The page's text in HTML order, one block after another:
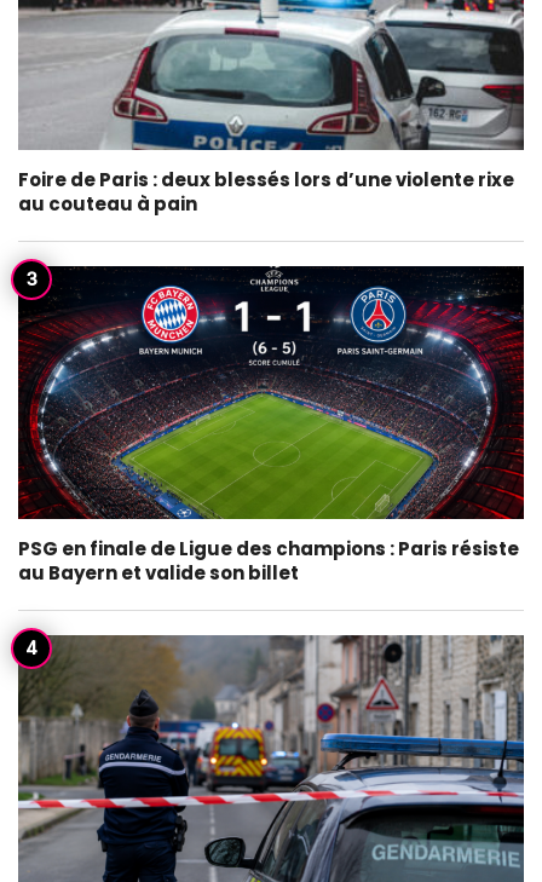
Foire de Paris : deux blessés lors d’une violente rixe
au couteau à pain
PSG en finale de Ligue des champions : Paris résiste
au Bayern et valide son billet